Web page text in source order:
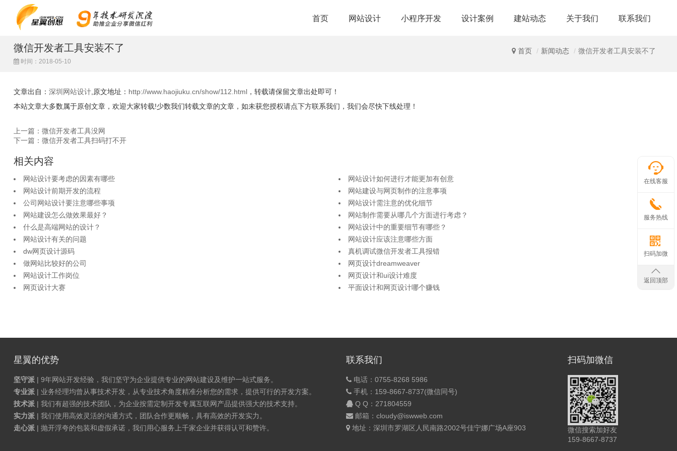
首页 网站设计 小程序开发 设计案例 建站动态 关于我们 联系我们
首页 新闻动态 微信开发者工具安装不了
微信开发者工具安装不了
时间：2018-05-10
文章出自： 深圳网站设计 ,原文地址： http://www.haojiuku.cn/show/112.html ，转载请保留文章出处即可！
本站文章大多数属于原创文章，欢迎大家转载!少数我们转载文章的文章，如未获您授权请点下方联系我们，我们会尽快下线处理！
上一篇：微信开发者工具没网
下一篇：微信开发者工具扫码打不开
相关内容
网站设计要考虑的因素有哪些
网站设计如何进行才能更加有创意
网站设计前期开发的流程
网站建设与网页制作的注意事项
公司网站设计要注意哪些事项
网站设计需注意的优化细节
网站建设怎么做效果最好？
网站制作需要从哪几个方面进行考虑？
什么是高端网站的设计？
网站设计中的重要细节有哪些？
网站设计有关的问题
网站设计应该注意哪些方面
dw网页设计源码
真机调试微信开发者工具报错
做网站比较好的公司
网页设计dreamweaver
网站设计工作岗位
网页设计和ui设计难度
网页设计大赛
平面设计和网页设计哪个赚钱
星翼的优势
坚守派 | 9年网站开发经验，我们坚守为企业提供专业的网站建设及维护一站式服务。
专业派 | 业务经理均曾从事技术开发，从专业技术角度精准分析您的需求，提供可行的开发方案。
技术派 | 我们有超强的技术团队，为企业按需定制开发专属互联网产品提供强大的技术支持。
实力派 | 我们使用高效灵活的沟通方式，团队合作更顺畅，具有高效的开发实力。
走心派 | 抛开浮夸的包装和虚假承诺，我们用心服务上千家企业并获得认可和赞许。
联系我们
电话：0755-8268 5986
手机：159-8667-8737(微信同号)
Q Q： 271804559
邮箱：cloudy@iswweb.com
地址：深圳市罗湖区人民南路2002号佳宁娜广场A座903
扫码加微信
微信搜索加好友
159-8667-8737
在线客服
服务热线
扫码加微
返回顶部